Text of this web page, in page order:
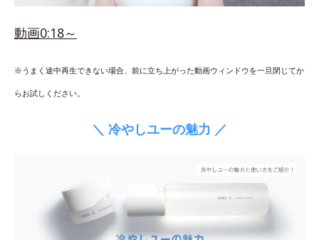
動画0:18～
※うまく途中再生できない場合、前に立ち上がった動画ウィンドウを一旦閉じてか
らお試しください。
＼ 冷やしユーの魅力 ／